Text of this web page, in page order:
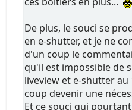
De plus, le souci se
en e-shutter, et je ne
d'un coup le
qu'il est impossible de
liveview et e-shutter
coup devenir une
Et ce souci qui